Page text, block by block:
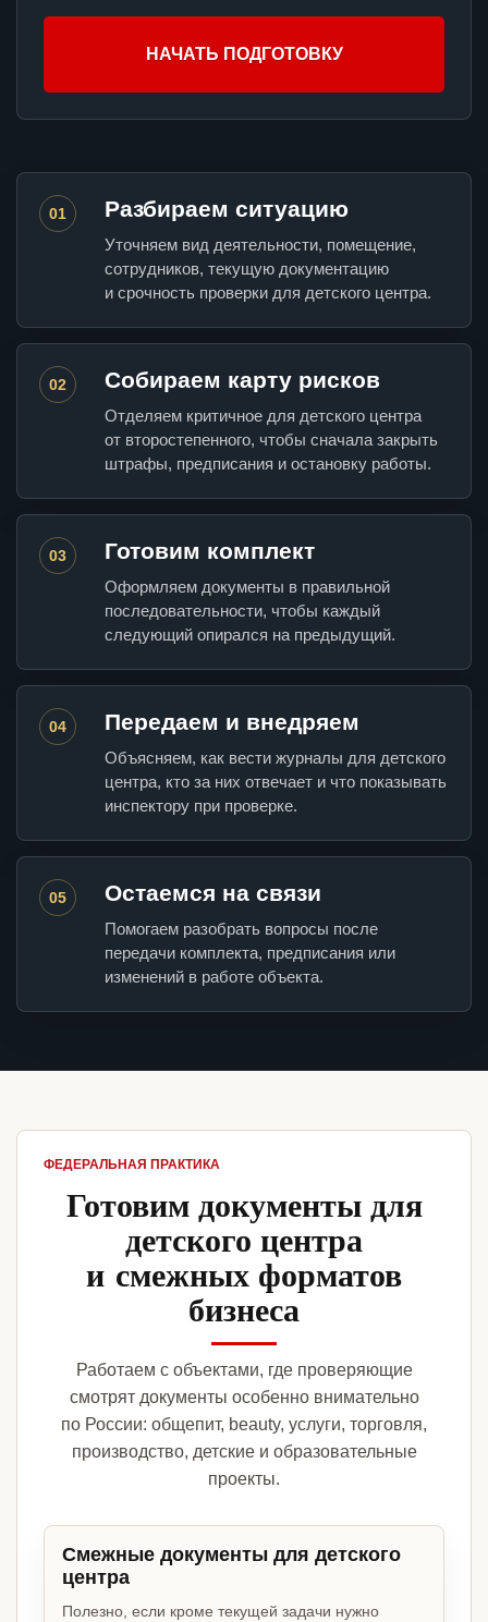
НАЧАТЬ ПОДГОТОВКУ
01 Разбираем ситуацию
Уточняем вид деятельности, помещение,
сотрудников, текущую документацию
и срочность проверки для детского центра.
02 Собираем карту рисков
Отделяем критичное для детского центра
от второстепенного, чтобы сначала закрыть
штрафы, предписания и остановку работы.
03 Готовим комплект
Оформляем документы в правильной
последовательности, чтобы каждый
следующий опирался на предыдущий.
04 Передаем и внедряем
Объясняем, как вести журналы для детского
центра, кто за них отвечает и что показывать
инспектору при проверке.
05 Остаемся на связи
Помогаем разобрать вопросы после
передачи комплекта, предписания или
изменений в работе объекта.
ФЕДЕРАЛЬНАЯ ПРАКТИКА
Готовим документы для
детского центра
и смежных форматов
бизнеса
Работаем с объектами, где проверяющие
смотрят документы особенно внимательно
по России: общепит, beauty, услуги, торговля,
производство, детские и образовательные
проекты.
Смежные документы для детского
центра
Полезно, если кроме текущей задачи нужно